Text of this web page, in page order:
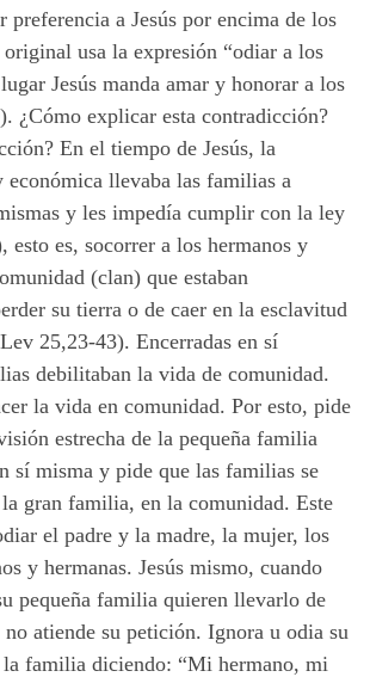
preferencia a Jesús por encima de los
usa la expresión “odiar a los
Jesús manda amar y honorar a los
¿Cómo explicar esta contradicción?
En el tiempo de Jesús, la
económica llevaba las familias a
y les impedía cumplir con la ley
esto es, socorrer a los hermanos y
(clan) que estaban
su tierra o de caer en la esclavitud
25,23-43). Encerradas en sí
debilitaban la vida de comunidad.
la vida en comunidad. Por esto, pide
estrecha de la pequeña familia
sí misma y pide que las familias se
gran familia, en la comunidad. Este
el padre y la madre, la mujer, los
y hermanas. Jesús mismo, cuando
pequeña familia quieren llevarlo de
atiende su petición. Ignora u odia su
familia diciendo: “Mi hermano, mi